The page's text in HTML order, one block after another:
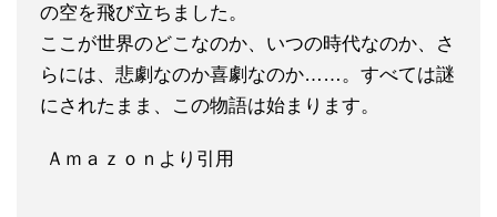
の空を飛び立ちました。
ここが世界のどこなのか、いつの時代なのか、さ
らには、悲劇なのか喜劇なのか……。すべては謎
にされたまま、この物語は始まります。
Ａｍａｚｏｎより引用